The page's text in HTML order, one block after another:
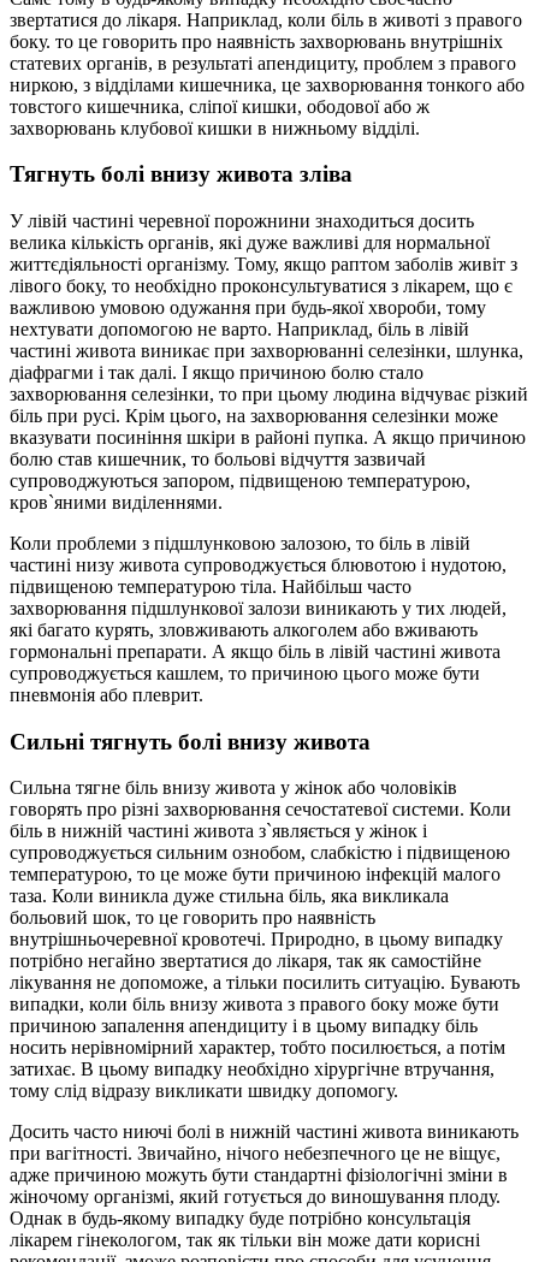
звертатися до лікаря. Наприклад, коли біль в животі з правого
боку. то це говорить про наявність захворювань внутрішніх
статевих органів, в результаті апендициту, проблем з правого
ниркою, з відділами кишечника, це захворювання тонкого або
товстого кишечника, сліпої кишки, ободової або ж
захворювань клубової кишки в нижньому відділі.
Тягнуть болі внизу живота зліва
У лівій частині черевної порожнини знаходиться досить
велика кількість органів, які дуже важливі для нормальної
життєдіяльності організму. Тому, якщо раптом заболів живіт з
лівого боку, то необхідно проконсультуватися з лікарем, що є
важливою умовою одужання при будь-якої хвороби, тому
нехтувати допомогою не варто. Наприклад, біль в лівій
частині живота виникає при захворюванні селезінки, шлунка,
діафрагми і так далі. І якщо причиною болю стало
захворювання селезінки, то при цьому людина відчуває різкий
біль при русі. Крім цього, на захворювання селезінки може
вказувати посиніння шкіри в районі пупка. А якщо причиною
болю став кишечник, то больові відчуття зазвичай
супроводжуються запором, підвищеною температурою,
кров`яними виділеннями.
Коли проблеми з підшлунковою залозою, то біль в лівій
частині низу живота супроводжується блювотою і нудотою,
підвищеною температурою тіла. Найбільш часто
захворювання підшлункової залози виникають у тих людей,
які багато курять, зловживають алкоголем або вживають
гормональні препарати. А якщо біль в лівій частині живота
супроводжується кашлем, то причиною цього може бути
пневмонія або плеврит.
Сильні тягнуть болі внизу живота
Сильна тягне біль внизу живота у жінок або чоловіків
говорять про різні захворювання сечостатевої системи. Коли
біль в нижній частині живота з`являється у жінок і
супроводжується сильним ознобом, слабкістю і підвищеною
температурою, то це може бути причиною інфекцій малого
таза. Коли виникла дуже стильна біль, яка викликала
больовий шок, то це говорить про наявність
внутрішньочеревної кровотечі. Природно, в цьому випадку
потрібно негайно звертатися до лікаря, так як самостійне
лікування не допоможе, а тільки посилить ситуацію. Бувають
випадки, коли біль внизу живота з правого боку може бути
причиною запалення апендициту і в цьому випадку біль
носить нерівномірний характер, тобто посилюється, а потім
затихає. В цьому випадку необхідно хірургічне втручання,
тому слід відразу викликати швидку допомогу.
Досить часто ниючі болі в нижній частині живота виникають
при вагітності. Звичайно, нічого небезпечного це не віщує,
адже причиною можуть бути стандартні фізіологічні зміни в
жіночому організмі, який готується до виношування плоду.
Однак в будь-якому випадку буде потрібно консультація
лікарем гінекологом, так як тільки він може дати корисні